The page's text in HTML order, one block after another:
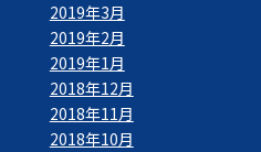
2019年3月
2019年2月
2019年1月
2018年12月
2018年11月
2018年10月